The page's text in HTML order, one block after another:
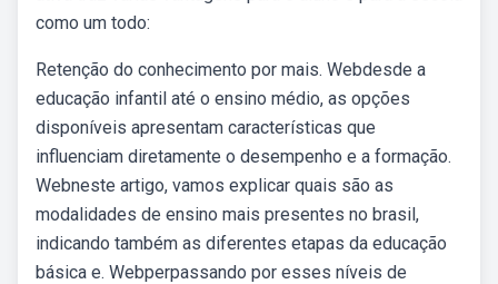
como um todo:
Retenção do conhecimento por mais. Webdesde a
educação infantil até o ensino médio, as opções
disponíveis apresentam características que
influenciam diretamente o desempenho e a formação.
Webneste artigo, vamos explicar quais são as
modalidades de ensino mais presentes no brasil,
indicando também as diferentes etapas da educação
básica e. Webperpassando por esses níveis de